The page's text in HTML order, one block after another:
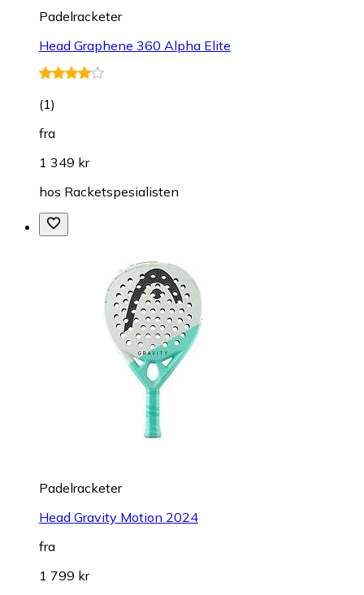
Padelracketer
Head Graphene 360 Alpha Elite
(1)
fra
1 349 kr
hos Racketspesialisten
Padelracketer
Head Gravity Motion 2024
fra
1 799 kr